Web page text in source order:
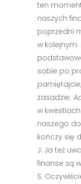
ten
naszych
poprzedni
w
sobie po
zasadzie:
w
naszego
kończy się
J: Ja też
finanse są
S: